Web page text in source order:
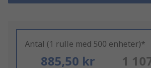
Antal (1 rulle med 500 enheter)*
885,50 kr 1